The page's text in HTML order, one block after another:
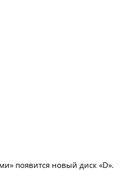
появится новый диск «D».